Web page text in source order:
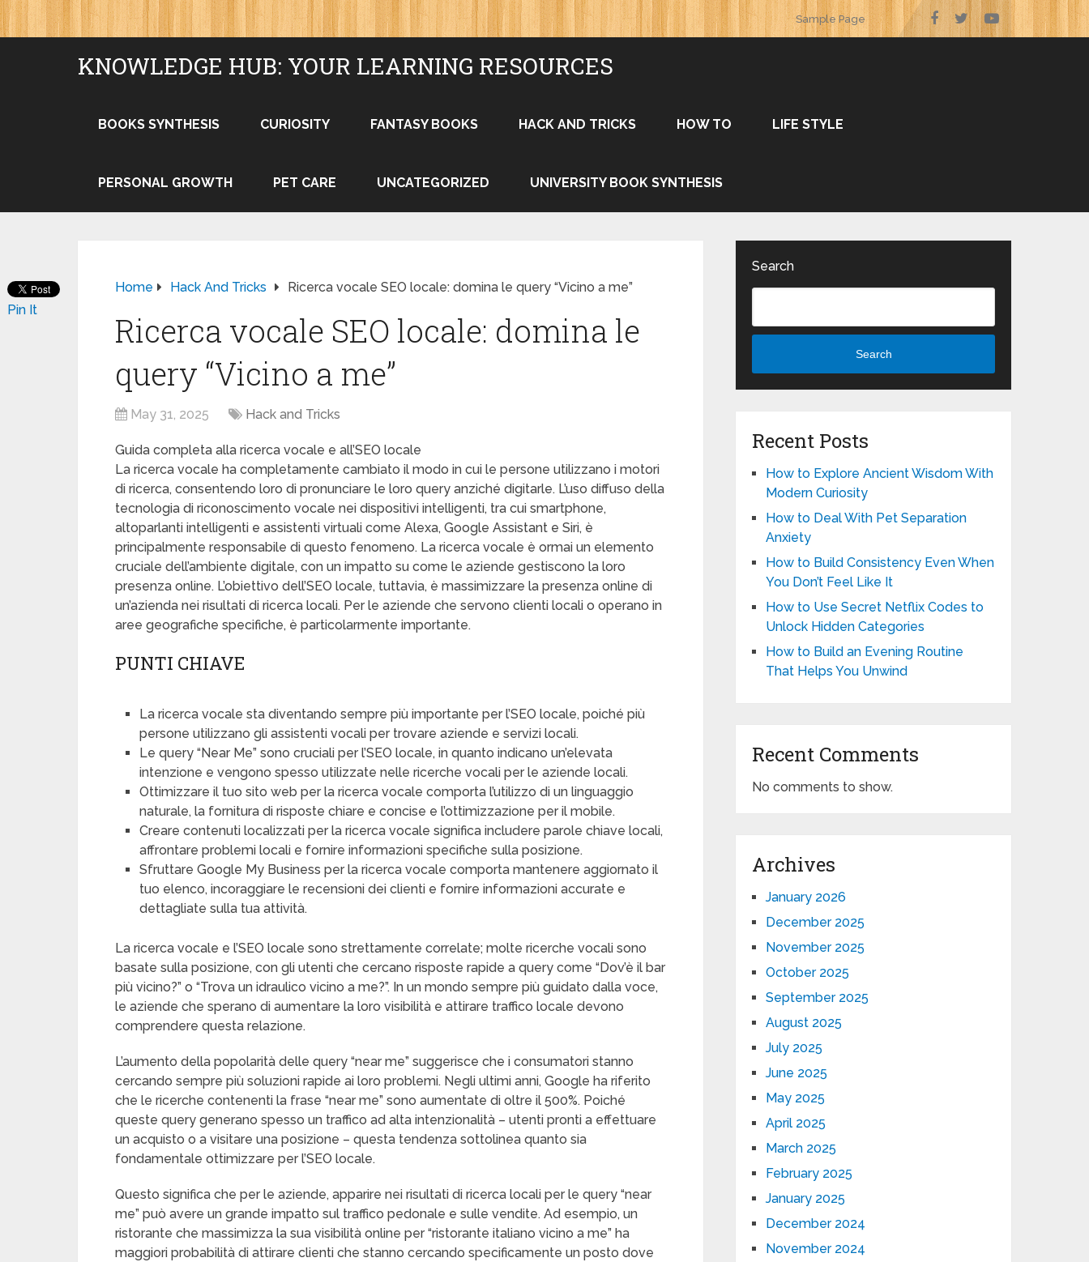
Sample Page
KNOWLEDGE HUB: YOUR LEARNING RESOURCES
BOOKS SYNTHESIS CURIOSITY FANTASY BOOKS HACK AND TRICKS HOW TO LIFE STYLE
PERSONAL GROWTH PET CARE UNCATEGORIZED UNIVERSITY BOOK SYNTHESIS
Home Hack And Tricks Ricerca vocale SEO locale: domina le query “Vicino a me”
Ricerca vocale SEO locale: domina le
query “Vicino a me”
May 31, 2025 Hack and Tricks
Guida completa alla ricerca vocale e all’SEO locale
La ricerca vocale ha completamente cambiato il modo in cui le persone utilizzano i motori
di ricerca, consentendo loro di pronunciare le loro query anziché digitarle. L’uso diffuso della
tecnologia di riconoscimento vocale nei dispositivi intelligenti, tra cui smartphone,
altoparlanti intelligenti e assistenti virtuali come Alexa, Google Assistant e Siri, è
principalmente responsabile di questo fenomeno. La ricerca vocale è ormai un elemento
cruciale dell’ambiente digitale, con un impatto su come le aziende gestiscono la loro
presenza online. L’obiettivo dell’SEO locale, tuttavia, è massimizzare la presenza online di
un’azienda nei risultati di ricerca locali. Per le aziende che servono clienti locali o operano in
aree geografiche specifiche, è particolarmente importante.
PUNTI CHIAVE
La ricerca vocale sta diventando sempre più importante per l’SEO locale, poiché più
persone utilizzano gli assistenti vocali per trovare aziende e servizi locali.
Le query “Near Me” sono cruciali per l’SEO locale, in quanto indicano un’elevata
intenzione e vengono spesso utilizzate nelle ricerche vocali per le aziende locali.
Ottimizzare il tuo sito web per la ricerca vocale comporta l’utilizzo di un linguaggio
naturale, la fornitura di risposte chiare e concise e l’ottimizzazione per il mobile.
Creare contenuti localizzati per la ricerca vocale significa includere parole chiave locali,
affrontare problemi locali e fornire informazioni specifiche sulla posizione.
Sfruttare Google My Business per la ricerca vocale comporta mantenere aggiornato il
tuo elenco, incoraggiare le recensioni dei clienti e fornire informazioni accurate e
dettagliate sulla tua attività.
La ricerca vocale e l’SEO locale sono strettamente correlate; molte ricerche vocali sono
basate sulla posizione, con gli utenti che cercano risposte rapide a query come “Dov’è il bar
più vicino?” o “Trova un idraulico vicino a me?”. In un mondo sempre più guidato dalla voce,
le aziende che sperano di aumentare la loro visibilità e attirare traffico locale devono
comprendere questa relazione.
L’aumento della popolarità delle query “near me” suggerisce che i consumatori stanno
cercando sempre più soluzioni rapide ai loro problemi. Negli ultimi anni, Google ha riferito
che le ricerche contenenti la frase “near me” sono aumentate di oltre il 500%. Poiché
queste query generano spesso un traffico ad alta intenzionalità – utenti pronti a effettuare
un acquisto o a visitare una posizione – questa tendenza sottolinea quanto sia
fondamentale ottimizzare per l’SEO locale.
Questo significa che per le aziende, apparire nei risultati di ricerca locali per le query “near
me” può avere un grande impatto sul traffico pedonale e sulle vendite. Ad esempio, un
ristorante che massimizza la sua visibilità online per “ristorante italiano vicino a me” ha
maggiori probabilità di attirare clienti che stanno cercando specificamente un posto dove
Pin It
Search
Search
Recent Posts
How to Explore Ancient Wisdom With
Modern Curiosity
How to Deal With Pet Separation
Anxiety
How to Build Consistency Even When
You Don’t Feel Like It
How to Use Secret Netflix Codes to
Unlock Hidden Categories
How to Build an Evening Routine
That Helps You Unwind
Recent Comments
No comments to show.
Archives
January 2026
December 2025
November 2025
October 2025
September 2025
August 2025
July 2025
June 2025
May 2025
April 2025
March 2025
February 2025
January 2025
December 2024
November 2024